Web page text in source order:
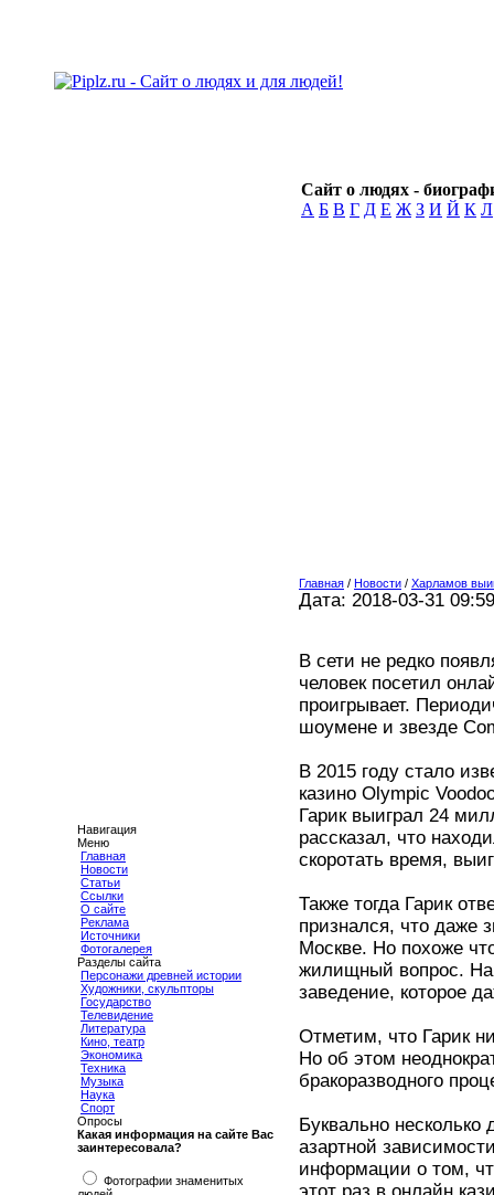
Сайт о людях -
А Б В Г Д Е Ж З И Й К Л
Навигация
Меню
Главная
Новости
Статьи
Ссылки
О сайте
Реклама
Источники
Фотогалерея
Разделы сайта
Персонажи древней истории
Художники, скульпторы
Государство
Телевидение
Литература
Кино, театр
Экономика
Техника
Музыка
Наука
Спорт
Опросы
Какая информация на сайте Вас
заинтересовала?
Фотографии знаменитых
Главная / Новости / Харламов
Дата: 2018-03-31 09:59
В сети не редко
человек посетил
проигрывает.
шоумене и звезде
В 2015 году стало
казино Olympic
Гарик выиграл 24
рассказал, что
скоротать время,
Также тогда Гарик
признался, что даже
Москве. Но похоже
жилищный вопрос. На
заведение, которое
Отметим, что Гарик
Но об этом
бракоразводного
Буквально
азартной
информации о том,